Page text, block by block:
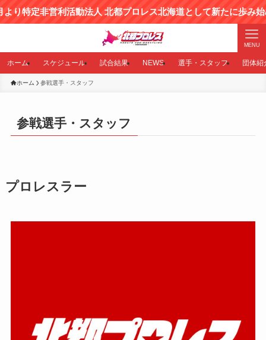
都プロレス北海道として新たに歩み始めました！
MENU
ホーム スケジュール 試合結果 NEWS 選手・スタッフ 団体紹
ホーム 参戦選手・スタッフ
参戦選手・スタッフ
プロレスラー